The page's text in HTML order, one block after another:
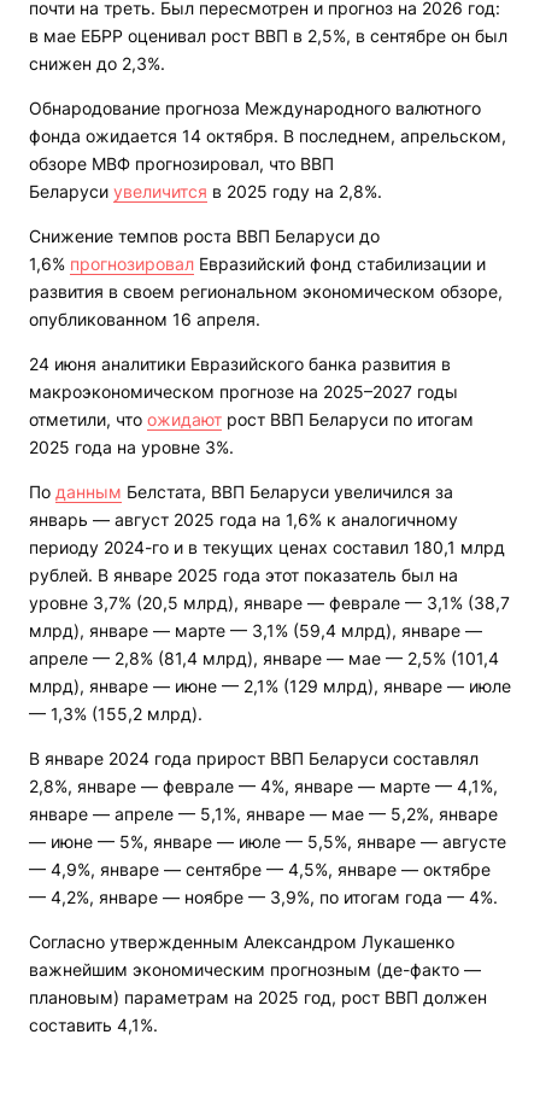
почти на треть. Был пересмотрен и прогноз на 2026 год:
в мае ЕБРР оценивал рост ВВП в 2,5%, в сентябре он был
снижен до 2,3%.
Обнародование прогноза Международного валютного
фонда ожидается 14 октября. В последнем, апрельском,
обзоре МВФ прогнозировал, что ВВП
Беларуси увеличится в 2025 году на 2,8%.
Снижение темпов роста ВВП Беларуси до
1,6% прогнозировал Евразийский фонд стабилизации и
развития в своем региональном экономическом обзоре,
опубликованном 16 апреля.
24 июня аналитики Евразийского банка развития в
макроэкономическом прогнозе на 2025–2027 годы
отметили, что ожидают рост ВВП Беларуси по итогам
2025 года на уровне 3%.
По данным Белстата, ВВП Беларуси увеличился за
январь — август 2025 года на 1,6% к аналогичному
периоду 2024-го и в текущих ценах составил 180,1 млрд
рублей. В январе 2025 года этот показатель был на
уровне 3,7% (20,5 млрд), январе — феврале — 3,1% (38,7
млрд), январе — марте — 3,1% (59,4 млрд), январе —
апреле — 2,8% (81,4 млрд), январе — мае — 2,5% (101,4
млрд), январе — июне — 2,1% (129 млрд), январе — июле
— 1,3% (155,2 млрд).
В январе 2024 года прирост ВВП Беларуси составлял
2,8%, январе — феврале — 4%, январе — марте — 4,1%,
январе — апреле — 5,1%, январе — мае — 5,2%, январе
— июне — 5%, январе — июле — 5,5%, январе — августе
— 4,9%, январе — сентябре — 4,5%, январе — октябре
— 4,2%, январе — ноябре — 3,9%, по итогам года — 4%.
Согласно утвержденным Александром Лукашенко
важнейшим экономическим прогнозным (де-факто —
плановым) параметрам на 2025 год, рост ВВП должен
составить 4,1%.